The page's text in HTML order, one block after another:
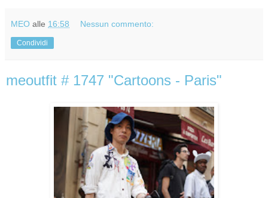
MEO alle 16:58 Nessun commento:
Condividi
meoutfit # 1747 "Cartoons - Paris"